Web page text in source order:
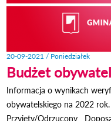
20-09-2021 / Poniedziałek
Budżet
Informacja o wynikach
obywatelskiego na 2022
Przyjęty/Odrzucony